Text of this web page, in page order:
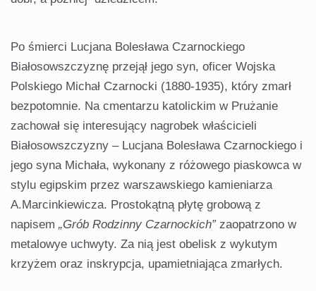
Po śmierci Lucjana Bolesława Czarnockiego
Białosowszczyznę przejął jego syn, oficer Wojska
Polskiego Michał Czarnocki (1880-1935), który zmarł
bezpotomnie. Na cmentarzu katolickim w Prużanie
zachował się interesujący nagrobek właścicieli
Białosowszczyzny – Lucjana Bolesława Czarnockiego i
jego syna Michała, wykonany z różowego piaskowca w
stylu egipskim przez warszawskiego kamieniarza
A.Marcinkiewicza. Prostokątną płytę grobową z
napisem „Grób Rodzinny Czarnockich”zaopatrzono w
metalowye uchwyty. Za nią jest obelisk z wykutym
krzyżem oraz inskrypcja, upamietniająca zmarłych.